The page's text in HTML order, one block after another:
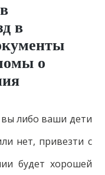
в
о
вы либо ваши дети
нет, привезти с
будет хорошей